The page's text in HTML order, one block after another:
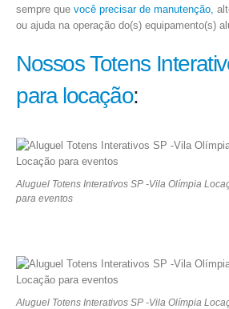
sempre que você precisar de manutenção,
ou ajuda na operação do(s) equipamento(s)
Nossos Totens
para locação:
Aluguel Totens Interativos SP -Vila Olímpia
para eventos
Aluguel Totens Interativos SP -Vila Olímpia